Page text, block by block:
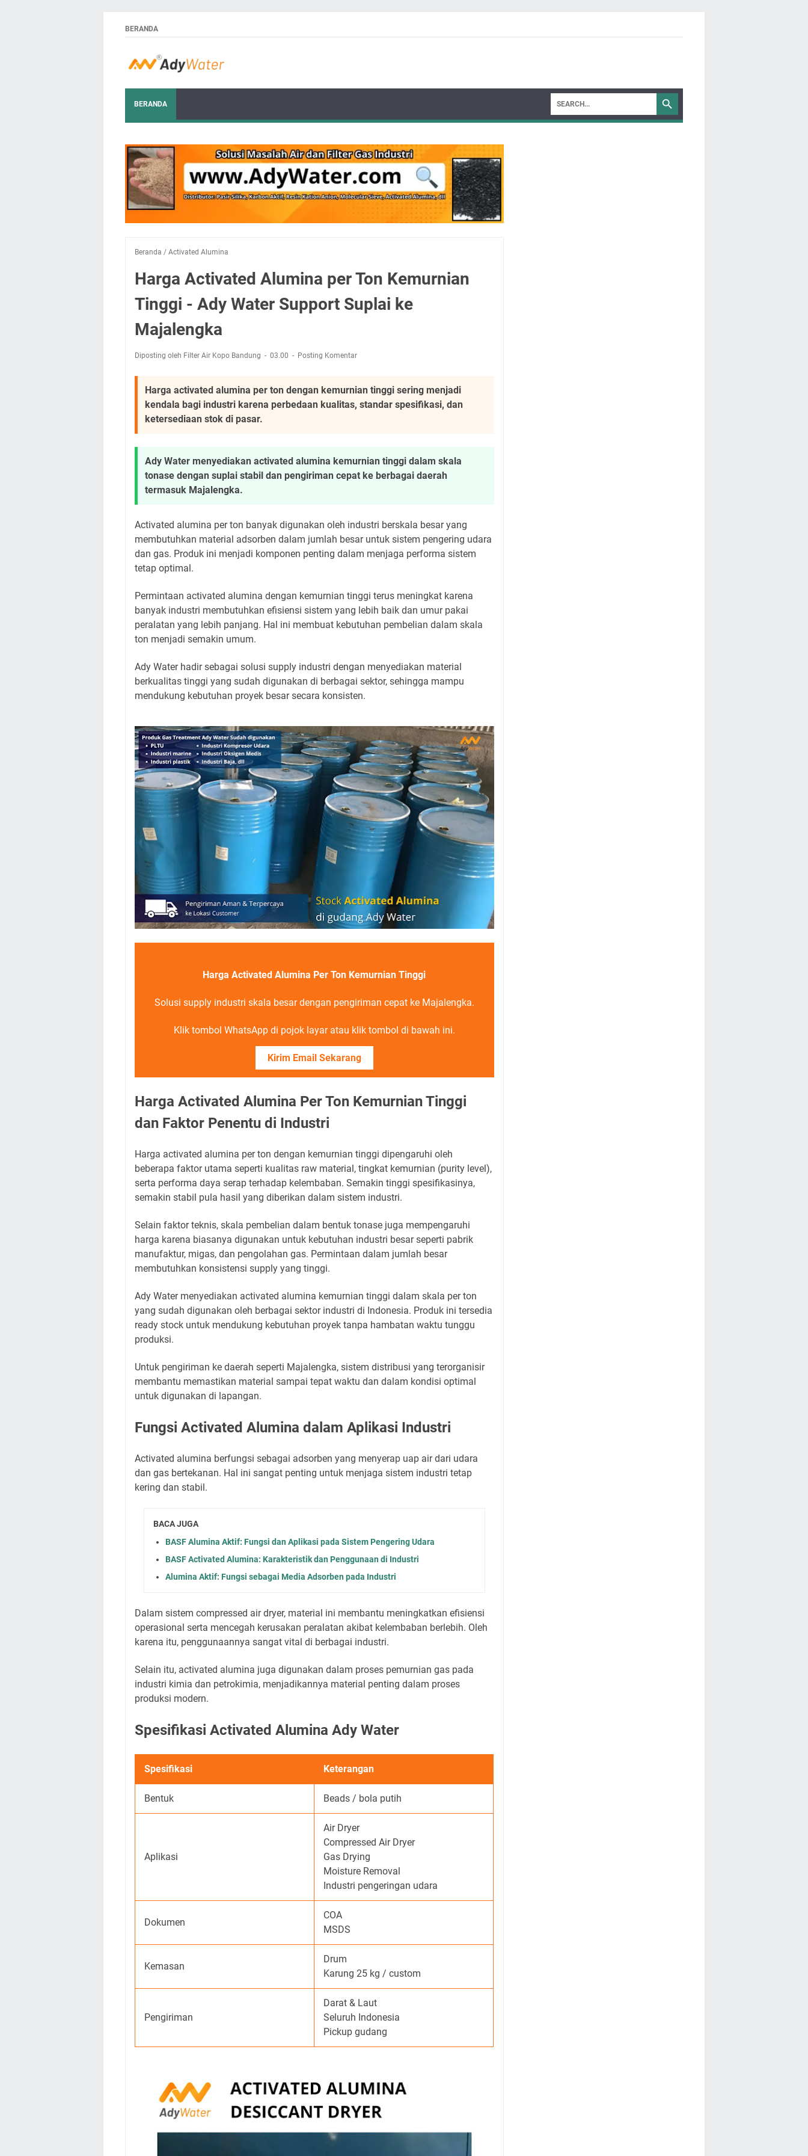
BERANDA
BERANDA
Beranda / Activated Alumina
Harga Activated Alumina per Ton Kemurnian
Tinggi - Ady Water Support Suplai ke
Majalengka
Diposting oleh Filter Air Kopo Bandung 03.00 Posting Komentar
Harga activated alumina per ton dengan kemurnian tinggi sering menjadi
kendala bagi industri karena perbedaan kualitas, standar spesifikasi, dan
ketersediaan stok di pasar.
Ady Water menyediakan activated alumina kemurnian tinggi dalam skala
tonase dengan suplai stabil dan pengiriman cepat ke berbagai daerah
termasuk Majalengka.
Activated alumina per ton banyak digunakan oleh industri berskala besar yang
membutuhkan material adsorben dalam jumlah besar untuk sistem pengering udara
dan gas. Produk ini menjadi komponen penting dalam menjaga performa sistem
tetap optimal.
Permintaan activated alumina dengan kemurnian tinggi terus meningkat karena
banyak industri membutuhkan efisiensi sistem yang lebih baik dan umur pakai
peralatan yang lebih panjang. Hal ini membuat kebutuhan pembelian dalam skala
ton menjadi semakin umum.
Ady Water hadir sebagai solusi supply industri dengan menyediakan material
berkualitas tinggi yang sudah digunakan di berbagai sektor, sehingga mampu
mendukung kebutuhan proyek besar secara konsisten.
Harga Activated Alumina Per Ton Kemurnian Tinggi
Solusi supply industri skala besar dengan pengiriman cepat ke Majalengka.
Klik tombol WhatsApp di pojok layar atau klik tombol di bawah ini.
Kirim Email Sekarang
Harga Activated Alumina Per Ton Kemurnian Tinggi
dan Faktor Penentu di Industri
Harga activated alumina per ton dengan kemurnian tinggi dipengaruhi oleh
beberapa faktor utama seperti kualitas raw material, tingkat kemurnian (purity level),
serta performa daya serap terhadap kelembaban. Semakin tinggi spesifikasinya,
semakin stabil pula hasil yang diberikan dalam sistem industri.
Selain faktor teknis, skala pembelian dalam bentuk tonase juga mempengaruhi
harga karena biasanya digunakan untuk kebutuhan industri besar seperti pabrik
manufaktur, migas, dan pengolahan gas. Permintaan dalam jumlah besar
membutuhkan konsistensi supply yang tinggi.
Ady Water menyediakan activated alumina kemurnian tinggi dalam skala per ton
yang sudah digunakan oleh berbagai sektor industri di Indonesia. Produk ini tersedia
ready stock untuk mendukung kebutuhan proyek tanpa hambatan waktu tunggu
produksi.
Untuk pengiriman ke daerah seperti Majalengka, sistem distribusi yang terorganisir
membantu memastikan material sampai tepat waktu dan dalam kondisi optimal
untuk digunakan di lapangan.
Fungsi Activated Alumina dalam Aplikasi Industri
Activated alumina berfungsi sebagai adsorben yang menyerap uap air dari udara
dan gas bertekanan. Hal ini sangat penting untuk menjaga sistem industri tetap
kering dan stabil.
BACA JUGA
BASF Alumina Aktif: Fungsi dan Aplikasi pada Sistem Pengering Udara
BASF Activated Alumina: Karakteristik dan Penggunaan di Industri
Alumina Aktif: Fungsi sebagai Media Adsorben pada Industri
Dalam sistem compressed air dryer, material ini membantu meningkatkan efisiensi
operasional serta mencegah kerusakan peralatan akibat kelembaban berlebih. Oleh
karena itu, penggunaannya sangat vital di berbagai industri.
Selain itu, activated alumina juga digunakan dalam proses pemurnian gas pada
industri kimia dan petrokimia, menjadikannya material penting dalam proses
produksi modern.
Spesifikasi Activated Alumina Ady Water
Spesifikasi Keterangan
Bentuk Beads / bola putih
Aplikasi
Air Dryer
Compressed Air Dryer
Gas Drying
Moisture Removal
Industri pengeringan udara
Dokumen
COA
MSDS
Kemasan
Drum
Karung 25 kg / custom
Pengiriman
Darat & Laut
Seluruh Indonesia
Pickup gudang